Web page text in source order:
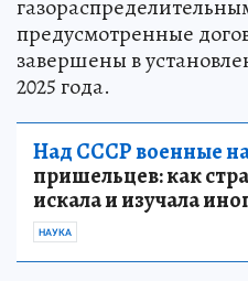
предусмотренные
завершены в
2025 года.
Над СССР военные
пришельцев: как
искала и изучала
НАУКА